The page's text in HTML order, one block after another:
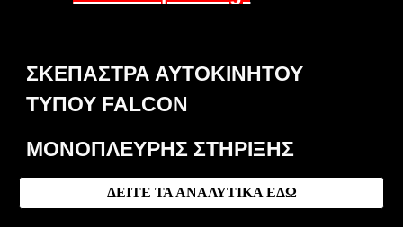
ΣΚΕΠΑΣΤΡΑ ΑΥΤΟΚΙΝΗΤΟΥ
ΤΥΠΟΥ FALCON
ΜΟΝΟΠΛΕΥΡΗΣ ΣΤΗΡΙΞΗΣ
ΔΕΙΤΕ ΤΑ ΑΝΑΛΥΤΙΚΑ ΕΔΩ